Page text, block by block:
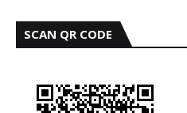
SCAN QR CODE